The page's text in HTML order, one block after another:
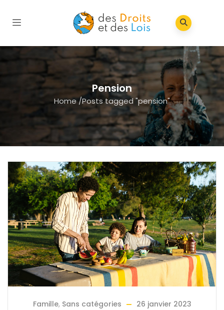
Pension
Home/Posts tagged "pension"
Famille, Sans catégories 26 janvier 2023